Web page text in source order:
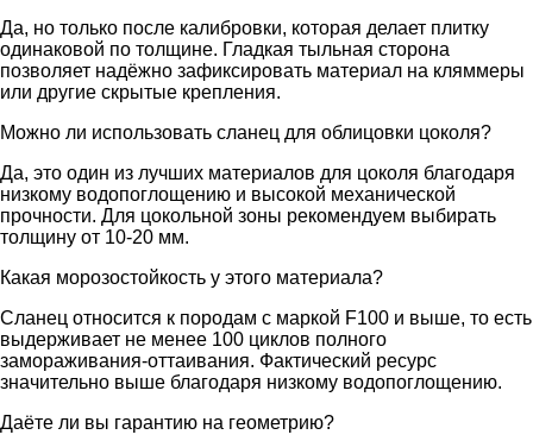
Да, но только после калибровки, которая делает плитку
одинаковой по толщине. Гладкая тыльная сторона
позволяет надёжно зафиксировать материал на кляммеры
или другие скрытые крепления.
Можно ли использовать сланец для облицовки цоколя?
Да, это один из лучших материалов для цоколя благодаря
низкому водопоглощению и высокой механической
прочности. Для цокольной зоны рекомендуем выбирать
толщину от 10-20 мм.
Какая морозостойкость у этого материала?
Сланец относится к породам с маркой F100 и выше, то есть
выдерживает не менее 100 циклов полного
замораживания-оттаивания. Фактический ресурс
значительно выше благодаря низкому водопоглощению.
Даёте ли вы гарантию на геометрию?